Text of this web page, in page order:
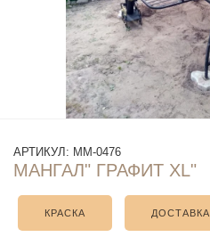
АРТИКУЛ: ММ-0476
МАНГАЛ" ГРАФИТ XL"
КРАСКА ДОСТАВКА